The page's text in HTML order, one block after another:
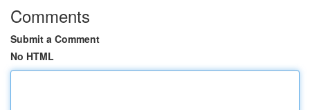
Comments
Submit a Comment
No HTML